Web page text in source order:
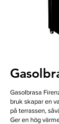
Gasolbrasa
bruk skapar en
på terrassen,
Ger en hög